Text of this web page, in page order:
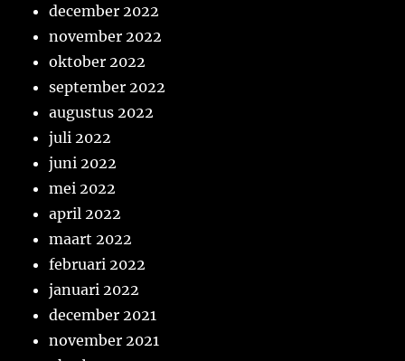
december 2022
november 2022
oktober 2022
september 2022
augustus 2022
juli 2022
juni 2022
mei 2022
april 2022
maart 2022
februari 2022
januari 2022
december 2021
november 2021